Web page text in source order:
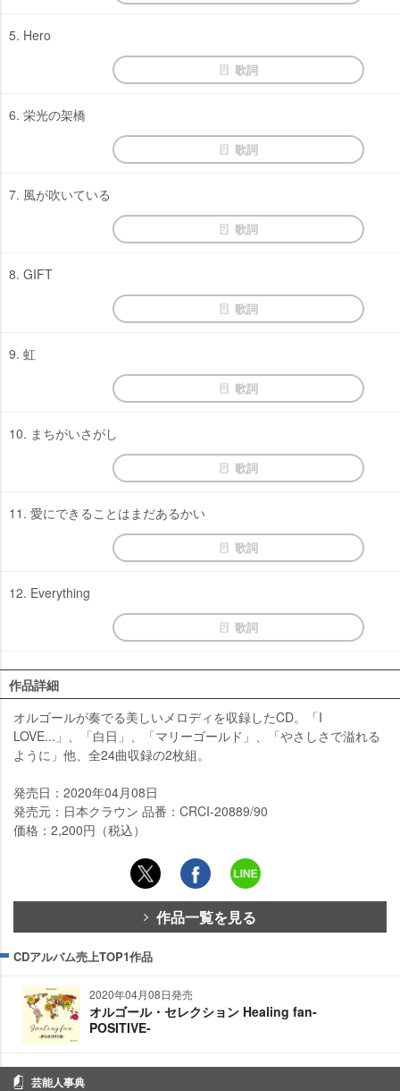
5. Hero
歌詞
6. 栄光の架橋
歌詞
7. 風が吹いている
歌詞
8. GIFT
歌詞
9. 虹
歌詞
10. まちがいさがし
歌詞
11. 愛にできることはまだあるかい
歌詞
12. Everything
歌詞
作品詳細
オルゴールが奏でる美しいメロディを収録したCD。「I
LOVE...」、「白日」、「マリーゴールド」、「やさしさで溢れる
ように」他、全24曲収録の2枚組。
発売日：2020年04月08日
発売元：日本クラウン 品番：CRCI-20889/90
価格：2,200円（税込）
作品一覧を見る
CDアルバム売上TOP1作品
2020年04月08日発売
オルゴール・セレクション Healing fan-
POSITIVE-
芸能人事典